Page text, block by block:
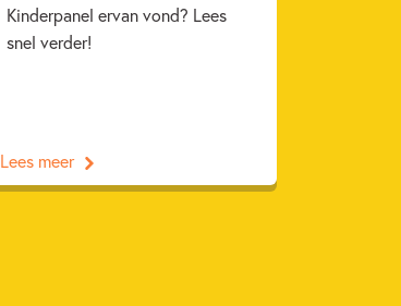
Kinderpanel ervan vond? Lees
snel verder!
Lees meer